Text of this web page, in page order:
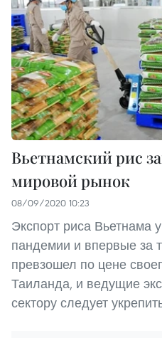
Вьетнамский рис
мировой рынок
08/09/2020 10:23
Экспорт риса Вьетнама
пандемии и впервые за
превзошел по цене
Таиланда, и ведущие
сектору следует